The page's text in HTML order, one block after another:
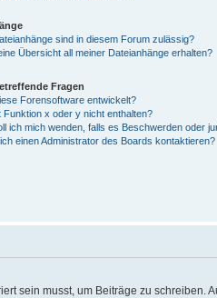
sind in diesem Forum zulässig?
Übersicht all meiner Dateianhänge erhalten?
Fragen
Forensoftware entwickelt?
Funktion x oder y nicht enthalten?
ich mich wenden, falls es Beschwerden oder
einen Administrator des Boards kontaktieren?
sein musst, um Beiträge zu schreiben.